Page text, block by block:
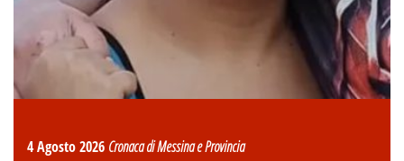
4 Agosto 2026 Cronaca di Messina e Provincia